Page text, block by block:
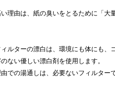
理由は、紙の臭いをとるために「大
ルターの漂白は、環境にも体にも、
ない優しい漂白剤を使用します。
での湯通しは、必要ないフィルター